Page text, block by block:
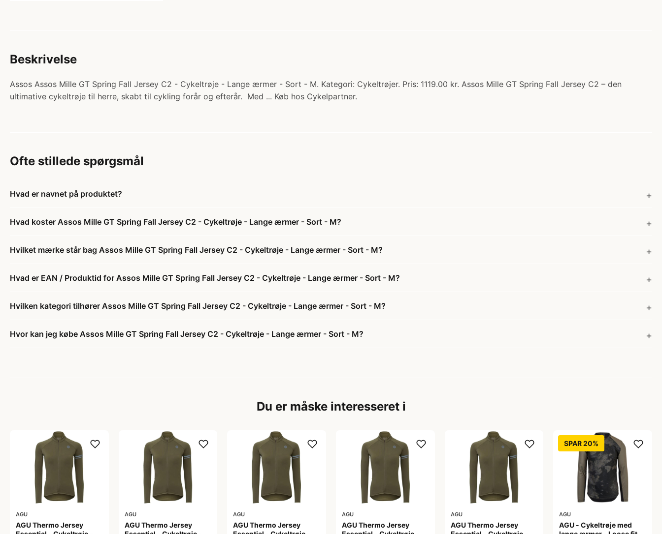
Beskrivelse
Assos Assos Mille GT Spring Fall Jersey C2 - Cykeltrøje - Lange ærmer - Sort - M. Kategori: Cykeltrøjer. Pris: 1119.00 kr. Assos Mille GT Spring Fall Jersey C2 – den
ultimative cykeltrøje til herre, skabt til cykling forår og efterår. Med ... Køb hos Cykelpartner.
Ofte stillede spørgsmål
Hvad er navnet på produktet?
Hvad koster Assos Mille GT Spring Fall Jersey C2 - Cykeltrøje - Lange ærmer - Sort - M?
Hvilket mærke står bag Assos Mille GT Spring Fall Jersey C2 - Cykeltrøje - Lange ærmer - Sort - M?
Hvad er EAN / Produktid for Assos Mille GT Spring Fall Jersey C2 - Cykeltrøje - Lange ærmer - Sort - M?
Hvilken kategori tilhører Assos Mille GT Spring Fall Jersey C2 - Cykeltrøje - Lange ærmer - Sort - M?
Hvor kan jeg købe Assos Mille GT Spring Fall Jersey C2 - Cykeltrøje - Lange ærmer - Sort - M?
Du er måske interesseret i
AGU
AGU Thermo Jersey
AGU
AGU Thermo Jersey
AGU
AGU Thermo Jersey
AGU
AGU Thermo Jersey
AGU
AGU Thermo Jersey
SPAR 20%
AGU
AGU - Cykeltrøje med